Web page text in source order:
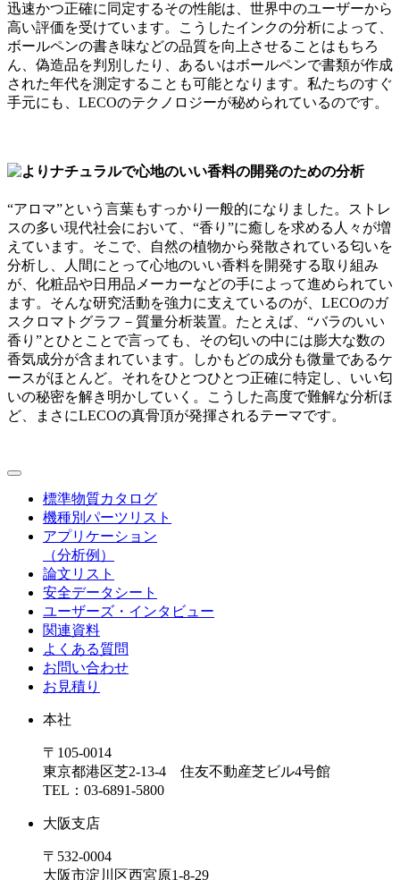
迅速かつ正確に同定するその性能は、世界中のユーザーから
高い評価を受けています。こうしたインクの分析によって、
ボールペンの書き味などの品質を向上させることはもちろ
ん、偽造品を判別したり、あるいはボールペンで書類が作成
された年代を測定することも可能となります。私たちのすぐ
手元にも、LECOのテクノロジーが秘められているのです。
“アロマ”という言葉もすっかり一般的になりました。ストレ
スの多い現代社会において、“香り”に癒しを求める人々が増
えています。そこで、自然の植物から発散されている匂いを
分析し、人間にとって心地のいい香料を開発する取り組み
が、化粧品や日用品メーカーなどの手によって進められてい
ます。そんな研究活動を強力に支えているのが、LECOのガ
スクロマトグラフ－質量分析装置。たとえば、“バラのいい
香り”とひとことで言っても、その匂いの中には膨大な数の
香気成分が含まれています。しかもどの成分も微量であるケ
ースがほとんど。それをひとつひとつ正確に特定し、いい匂
いの秘密を解き明かしていく。こうした高度で難解な分析ほ
ど、まさにLECOの真骨頂が発揮されるテーマです。
標準物質カタログ
機種別パーツリスト
アプリケーション
（分析例）
論文リスト
安全データシート
ユーザーズ・インタビュー
関連資料
よくある質問
お問い合わせ
お見積り
本社
〒105-0014
東京都港区芝2-13-4 住友不動産芝ビル4号館
TEL：03-6891-5800
大阪支店
〒532-0004
大阪市淀川区西宮原1-8-29